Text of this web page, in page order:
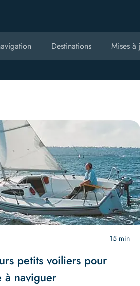
Destinations Mises
15 min
petits voiliers pour
à naviguer